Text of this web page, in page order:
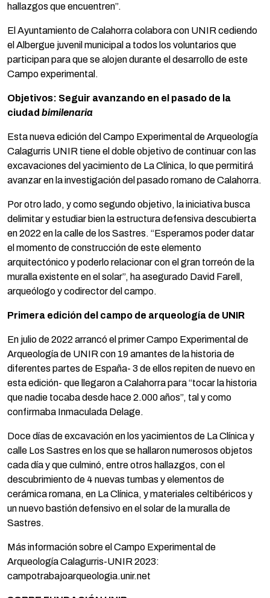
hallazgos que encuentren”.
El Ayuntamiento de Calahorra colabora con UNIR cediendo
el Albergue juvenil municipal a todos los voluntarios que
participan para que se alojen durante el desarrollo de este
Campo experimental.
Objetivos: Seguir avanzando en el pasado de la
ciudad bimilenaria
Esta nueva edición del Campo Experimental de Arqueología
Calagurris UNIR tiene el doble objetivo de continuar con las
excavaciones del yacimiento de La Clínica, lo que permitirá
avanzar en la investigación del pasado romano de Calahorra.
Por otro lado, y como segundo objetivo, la iniciativa busca
delimitar y estudiar bien la estructura defensiva descubierta
en 2022 en la calle de los Sastres. “Esperamos poder datar
el momento de construcción de este elemento
arquitectónico y poderlo relacionar con el gran torreón de la
muralla existente en el solar”, ha asegurado David Farell,
arqueólogo y codirector del campo.
Primera edición del campo de arqueología de UNIR
En julio de 2022 arrancó el primer Campo Experimental de
Arqueología de UNIR con 19 amantes de la historia de
diferentes partes de España- 3 de ellos repiten de nuevo en
esta edición- que llegaron a Calahorra para “tocar la historia
que nadie tocaba desde hace 2.000 años”, tal y como
confirmaba Inmaculada Delage.
Doce días de excavación en los yacimientos de La Clínica y
calle Los Sastres en los que se hallaron numerosos objetos
cada día y que culminó, entre otros hallazgos, con el
descubrimiento de 4 nuevas tumbas y elementos de
cerámica romana, en La Clínica, y materiales celtibéricos y
un nuevo bastión defensivo en el solar de la muralla de
Sastres.
Más información sobre el Campo Experimental de
Arqueología Calagurris-UNIR 2023:
campotrabajoarqueologia.unir.net